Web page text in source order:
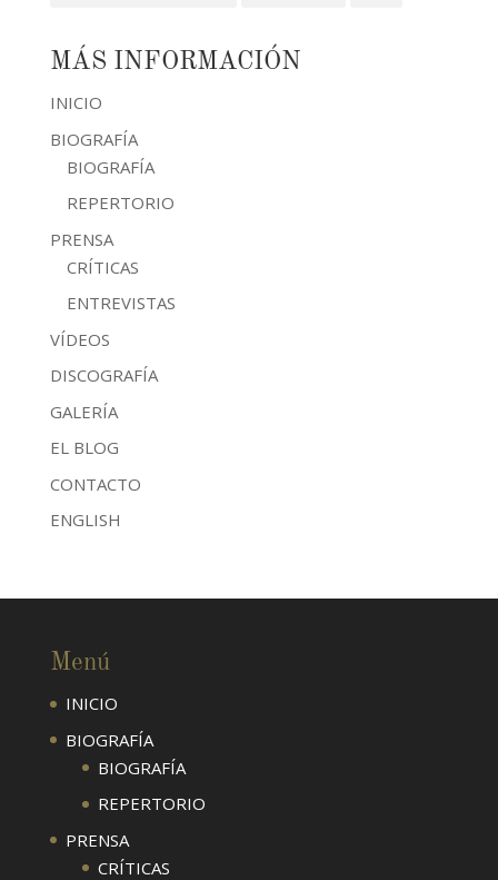
MÁS INFORMACIÓN
INICIO
BIOGRAFÍA
BIOGRAFÍA
REPERTORIO
PRENSA
CRÍTICAS
ENTREVISTAS
VÍDEOS
DISCOGRAFÍA
GALERÍA
EL BLOG
CONTACTO
ENGLISH
Menú
INICIO
BIOGRAFÍA
BIOGRAFÍA
REPERTORIO
PRENSA
CRÍTICAS